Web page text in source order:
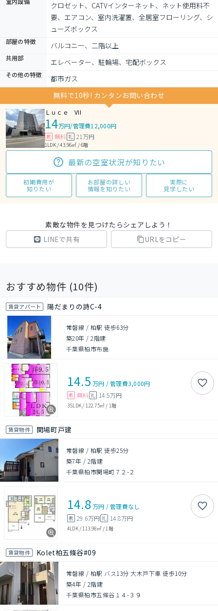
クロゼット、CATVインターネット、ネット使用料不
要、エアコン、室内洗濯置、全居室フローリング、シ
ューズボックス
部屋の特徴 バルコニー、二階以上
共用部 エレベーター、駐輪場、宅配ボックス
その他の特徴
都市ガス
無料で10秒! カンタンお問い合わせ
Ｌｕｃｅ VII
14万円/管理費12,000円
敷 無料 礼 21万円
1LDK / 43.96㎡ / 6階
最新の空室状況が知りたい
初期費用が
知りたい
お部屋の詳しい
情報を知りたい
実際に
見学したい
素敵な物件を見つけたらシェアしよう！
LINEで共有
URLをコピー
おすすめ物件 (10件)
賃貸アパート 陽だまりの詩C-4
常磐線 / 柏駅 徒歩63分
築20年 /2階建
千葉県柏市布施
14.5 万円 /管理費3,000円
敷 無料 礼 14.5万円
3SLDK / 122.75㎡ / 1階
賃貸物件 関場町戸建
常磐線 / 柏駅 徒歩25分
築7年 / 2階建
千葉県柏市関場町７２-２
14.8万円 /管理費なし
敷 29.6万円 礼 14.8万円
4LDK/ 113.98㎡/ 1階
賃貸物件 Kolet柏五條谷#09
常磐線 / 柏駅 バス13分 大木戸下車 徒歩10分
築4年 / 2階建
千葉県柏市五條谷１４-３９